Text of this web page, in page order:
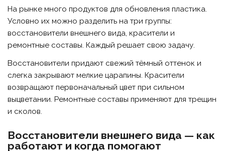
На рынке много продуктов для обновления пластика.
Условно их можно разделить на три группы:
восстановители внешнего вида, красители и
ремонтные составы. Каждый решает свою задачу.
Восстановители придают свежий тёмный оттенок и
слегка закрывают мелкие царапины. Красители
возвращают первоначальный цвет при сильном
выцветании. Ремонтные составы применяют для трещин
и сколов.
Восстановители внешнего вида — как
работают и когда помогают